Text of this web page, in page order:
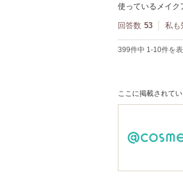
使っているメイ
回答数 53 私も
399件中 1-10件を
ここに掲載されて